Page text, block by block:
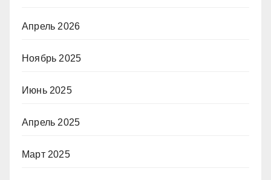
Апрель 2026
Ноябрь 2025
Июнь 2025
Апрель 2025
Март 2025